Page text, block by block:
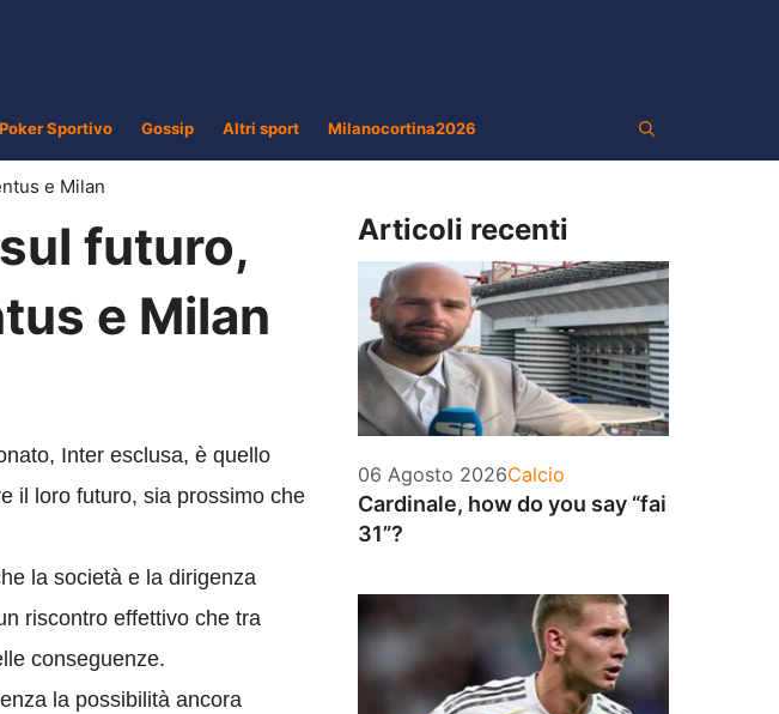
Poker Sportivo Gossip Altri sport Milanocortina2026
e Milan
futuro,
e Milan
Inter esclusa, è quello
il loro futuro, sia prossimo che
la società e la dirigenza
riscontro effettivo che tra
conseguenze.
la possibilità ancora
Articoli recenti
06 Agosto 2026Categorie
Calcio
Cardinale, how do you say “fai
31”?